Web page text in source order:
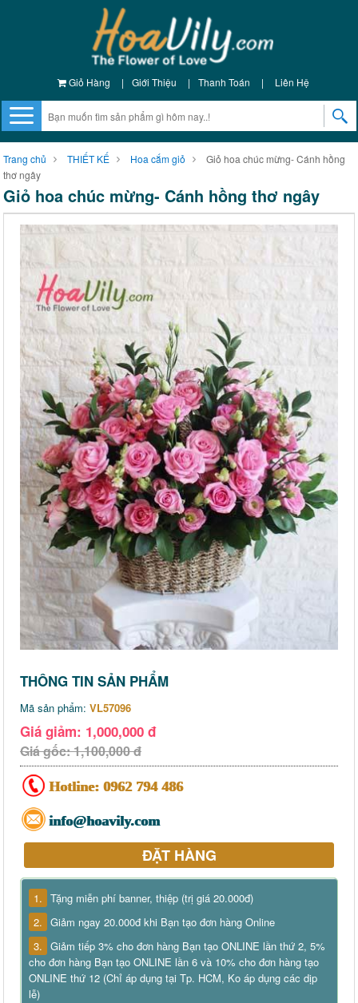
Giỏ Hàng | Giới Thiệu | Thanh Toán | Liên Hệ
Trang chủ THIẾT KẾ Hoa cắm giỏ
Giỏ hoa chúc mừng- Cánh hồng
thơ ngây
Giỏ hoa chúc mừng- Cánh hồng thơ ngây
THÔNG TIN SẢN PHẨM
Mã sản phẩm: VL57096
Giá giảm: 1,000,000 đ
Giá gốc: 1,100,000 đ
Hotline: 0962 794 486
info@hoavily.com
ĐẶT HÀNG
1. Tặng miễn phí banner, thiệp (trị giá 20.000đ)
2. Giảm ngay 20.000đ khi Bạn tạo đơn hàng Online
3. Giảm tiếp 3% cho đơn hàng Bạn tạo ONLINE lần thứ 2, 5%
cho đơn hàng Bạn tạo ONLINE lần 6 và 10% cho đơn hàng tạo
ONLINE thứ 12 (Chỉ áp dụng tại Tp. HCM, Ko áp dụng các dịp
lễ)